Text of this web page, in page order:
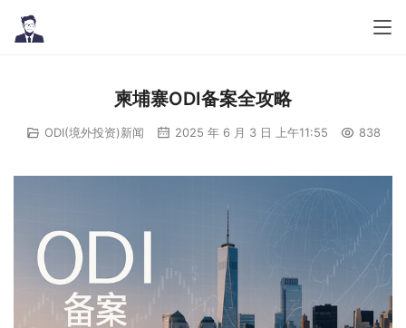
柬埔寨ODI备案全攻略
ODI(境外投资)新闻 2025 年 6 月 3 日 上午11:55 838